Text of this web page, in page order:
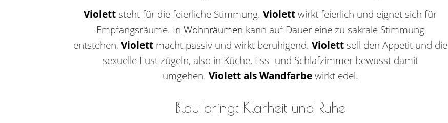
Violettsteht für die feierliche Stimmung.Violettwirkt feierlich und eignet sich für
Empfangsräume. In Wohnräumen kann auf Dauer eine zu sakrale Stimmung
entstehen, Violettmacht passiv und wirkt beruhigend. Violettsoll den Appetit und die
sexuelle Lust zügeln, also in Küche, Ess- und Schlafzimmer bewusst damit
umgehen. Violett als Wandfarbewirkt edel.
Blau bringt Klarheit und Ruhe